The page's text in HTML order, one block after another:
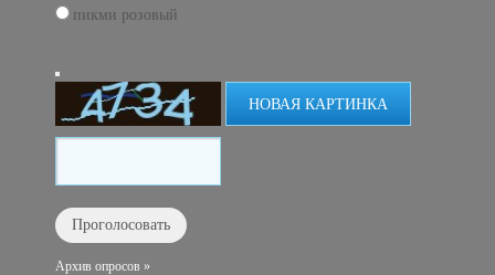
пикми розовый
НОВАЯ КАРТИНКА
Архив опросов »